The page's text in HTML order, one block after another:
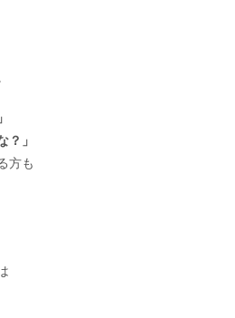
なのにニキビだらけ！隠すメイ
対処法を紹介
での二の腕のブツブツ対策！セ
ア＆対策をご紹介
までにバストアップしたい！実
果がある5つの方法とは？
？」
方も